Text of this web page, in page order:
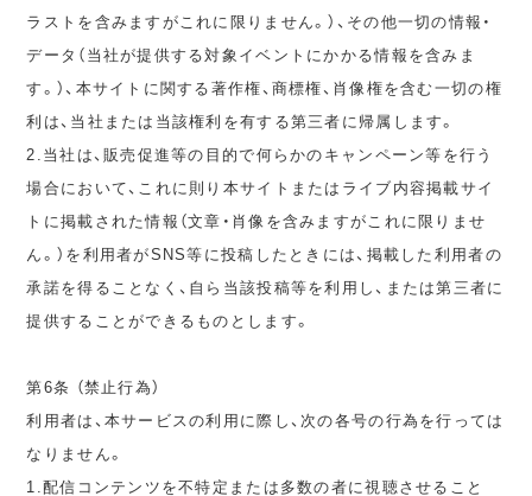
ラストを含みますがこれに限りません。）、その他一切の情報・
データ（当社が提供する対象イベントにかかる情報を含みま
す。）、本サイトに関する著作権、商標権、肖像権を含む一切の権
利は、当社または当該権利を有する第三者に帰属します。
2.当社は、販売促進等の目的で何らかのキャンペーン等を行う
場合において、これに則り本サイトまたはライブ内容掲載サイ
トに掲載された情報（文章・肖像を含みますがこれに限りませ
ん。）を利用者がSNS等に投稿したときには、掲載した利用者の
承諾を得ることなく、自ら当該投稿等を利用し、または第三者に
提供することができるものとします。
第6条 （禁止行為）
利用者は、本サービスの利用に際し、次の各号の行為を行っては
なりません。
1.配信コンテンツを不特定または多数の者に視聴させること